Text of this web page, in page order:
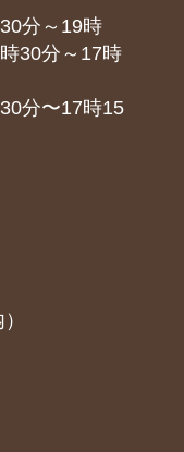
分～19時
～17時
分〜17時15